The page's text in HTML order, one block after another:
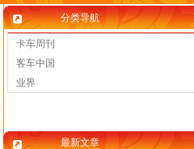
分类导航
卡车周刊
客车中国
业界
最新文章